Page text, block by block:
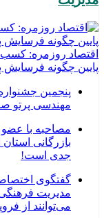
اقتصاد روزمره: کسب‌
پایین چگونه فرسایش
پنجمین
مهندسی پرتو
مصاحبه با
بازرگانی
جدی است!
گفتگوی
مدیریت
می‌توانند از